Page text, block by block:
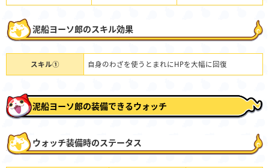
泥船ヨーソ郎のスキル効果
スキル① 自身のわざを使うとまれにHPを大幅に回復
泥船ヨーソ郎の装備できるウォッチ
ウォッチ装備時のステータス